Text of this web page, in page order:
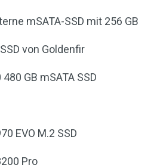
mSATA-SSD mit 256 GB
von Goldenfir
GB mSATA SSD
EVO M.2 SSD
Pro